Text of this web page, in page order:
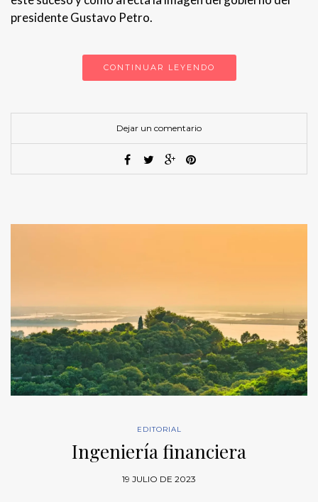
presidente Gustavo Petro.
CONTINUAR LEYENDO
Dejar un comentario
EDITORIAL
Ingeniería financiera
19 JULIO DE 2023